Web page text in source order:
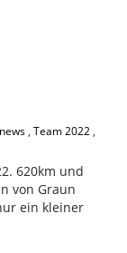
, Team 2022 ,
620km und
von Graun
ein kleiner